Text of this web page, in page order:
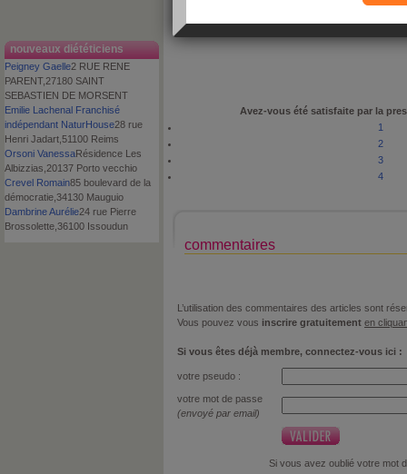
nouveaux diététiciens
Peigney Gaelle2 RUE RENE
PARENT,27180 SAINT
SEBASTIEN DE MORSENT
Emilie Lachenal Franchisé
indépendant NaturHouse28 rue
Henri Jadart,51100 Reims
Orsoni VanessaRésidence Les
Albizzias,20137 Porto vecchio
Crevel Romain85 boulevard de la
démocratie,34130 Mauguio
Dambrine Aurélie24 rue Pierre
Brossolette,36100 Issoudun
téléphone
Avez-vous été satisfaite par la
1
2
3
4
commentaires
L’utilisation des commentaires des articles sont
Vous pouvez vous inscrire gratuitement en
Si vous êtes déjà membre, connectez-vous ici :
votre pseudo :
votre mot de passe
(envoyé par email)
Si vous avez oublié votre mot